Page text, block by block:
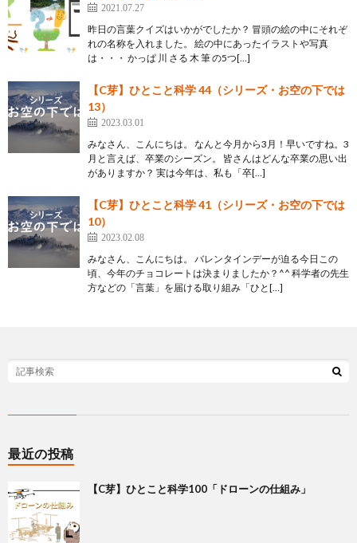
2021.07.27
昨日の言葉クイズはいかがでしたか？ 冒頭の絵の中にそれぞ
れの名称を入れました。 絵の中にあったイラストや写真
は・・・ かっぱ 川 さる 木 筆 の5つ[…]
【C芽】ひとこと科学 44（シリーズ・お空の下では
13）
2023.03.01
みなさん、こんにちは。 なんと今月から3月！早いですね。3
月と言えば、卒業のシーズン。 皆さんはどんな卒業の思い出
がありますか？ 実は今年は、私も「卒[…]
【C芽】ひとこと科学 41（シリーズ・お空の下では
10）
2023.02.08
みなさん、こんにちは。 バレンタインデーが迫る今日この
頃、今年のチョコレートは決まりましたか？^^ 科学者の先生
方などの「言葉」を届ける取り組み「ひと[…]
最近の投稿
【C芽】ひとこと科学100「ドローンの仕組み」